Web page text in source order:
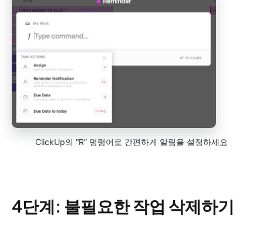
ClickUp의 “R” 명령어로 간편하게 알림을 설정하세요
4단계: 불필요한 작업 삭제하기